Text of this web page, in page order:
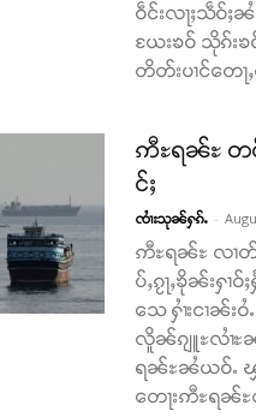
ဝဵင်းလႃႈသဵဝ်ႈ
ယႄးၶဝ် သိုၵ်း
တိတ်းပၢင်တေႃ
ဢီႊရၼ်ႊ တင်
င်ႈ
ၸၢႆးသုၼ်ႁၵ်ႉ -
ဢီႊရၼ်ႊ လၢတ်
ပ်ႇၵႂႃႇၶိုၼ်းႁၢ
သေ ႁၢႆးငၢၼ်း
လိူၼ်ၵျူႊလၢႆႊၼ
ရၼ်ႊၼႆယဝ်ႉ ၾ
တေႃးဢီႊရၼ်